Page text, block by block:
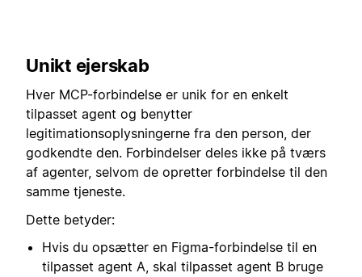
Unikt ejerskab
Hver MCP-forbindelse er unik for en enkelt
tilpasset agent og benytter
legitimationsoplysningerne fra den person, der
godkendte den. Forbindelser deles ikke på tværs
af agenter, selvom de opretter forbindelse til den
samme tjeneste.
Dette betyder:
Hvis du opsætter en Figma-forbindelse til en
tilpasset agent A, skal tilpasset agent B bruge